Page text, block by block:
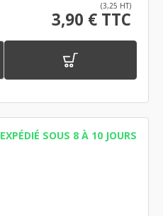
(3,25 HT)
3,90 € TTC
EXPÉDIÉ SOUS 8 À 10 JOURS